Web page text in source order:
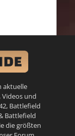
aktuelle
und
, Battlefield
Battlefield
die größten